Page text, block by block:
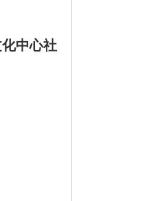
中心社